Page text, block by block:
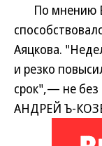
По мнению
Аяцкова.
и резко
срок",— не без
АНДРЕЙ Ъ-